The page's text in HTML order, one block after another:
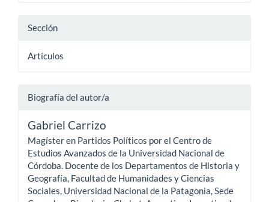
Sección
Artículos
Biografía del autor/a
Gabriel Carrizo
Magíster en Partidos Políticos por el Centro de
Estudios Avanzados de la Universidad Nacional de
Córdoba. Docente de los Departamentos de Historia y
Geografía, Facultad de Humanidades y Ciencias
Sociales, Universidad Nacional de la Patagonia, Sede